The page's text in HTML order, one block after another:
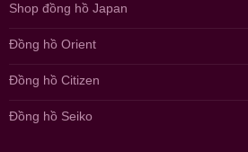
Shop đồng hồ Japan
Đồng hồ Orient
Đồng hồ Citizen
Đồng hồ Seiko